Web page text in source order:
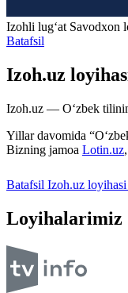
Izohli lugʻat Savodxon
Batafsil
Izoh.uz
Izoh.uz — O‘zbek
Yillar davomida
Bizning jamoa Lotin.uz,
Batafsil Izoh.uz loyihasi
Loyihalarimiz